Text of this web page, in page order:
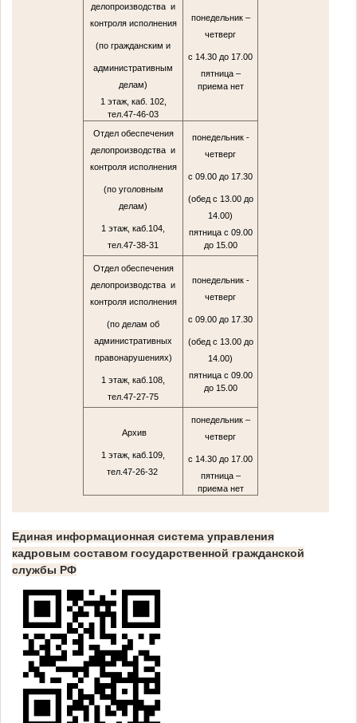
делопроизводства и
контроля исполнения
(по гражданским и
административным
делам)
1 этаж, каб. 102,
тел.47-46-03
понедельник –
четверг
с 14.30 до 17.00
пятница –
приема нет
Отдел обеспечения
делопроизводства и
контроля исполнения
(по уголовным
делам)
1 этаж, каб.104,
тел.47-38-31
понедельник -
четверг
с 09.00 до 17.30
(обед с 13.00 до
14.00)
пятница с 09.00
до 15.00
Отдел обеспечения
делопроизводства и
контроля исполнения
(по делам об
административных
правонарушениях)
1 этаж, каб.108,
тел.47-27-75
понедельник -
четверг
с 09.00 до 17.30
(обед с 13.00 до
14.00)
пятница с 09.00
до 15.00
Архив
1 этаж, каб.109,
тел.47-26-32
понедельник –
четверг
с 14.30 до 17.00
пятница –
приема нет
Единая информационная система управления
кадровым составом государственной гражданской
службы РФ